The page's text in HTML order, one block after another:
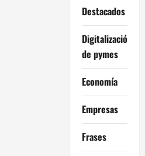
Destacados
Digitalización
de pymes
Economía
Empresas
Frases